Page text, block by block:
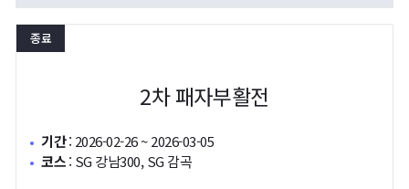
종료
2차 패자부활전
기간: 2026-02-26 ~ 2026-03-05
코스: SG 강남300, SG 감곡